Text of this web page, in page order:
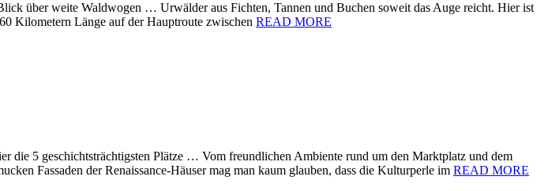
über weite Waldwogen … Urwälder aus Fichten, Tannen und Buchen soweit das Auge reicht. Hier ist
Kilometern Länge auf der Hauptroute zwischen READ MORE
die 5 geschichtsträchtigsten Plätze … Vom freundlichen Ambiente rund um den Marktplatz und dem
Fassaden der Renaissance-Häuser mag man kaum glauben, dass die Kulturperle im READ MORE